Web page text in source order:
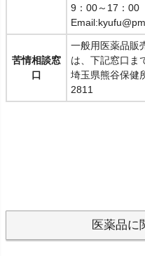
9：00～17：00
苦情相談窓
口
一般用医薬品販
は、下記窓口ま
埼玉県熊谷保
2811
医薬品に